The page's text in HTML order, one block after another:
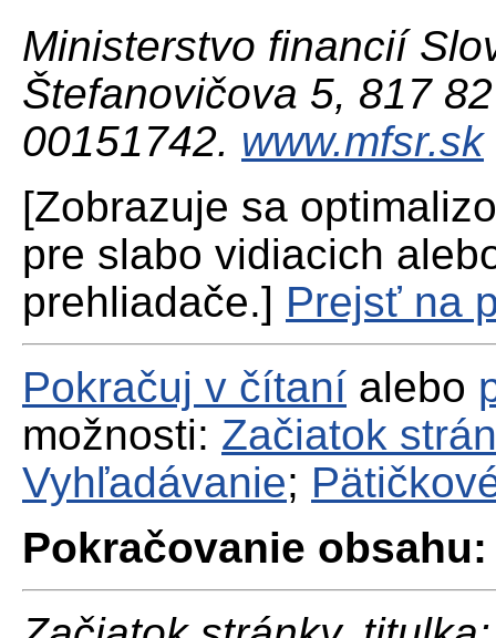
Ministerstvo financií
Štefanovičova 5, 817
00151742. www.mfsr.sk
[Zobrazuje sa
pre slabo vidiacich
prehliadače.] Prejsť na
Pokračuj v čítaní alebo
možnosti: Začiatok
Vyhľadávanie;
Pokračovanie obsahu: